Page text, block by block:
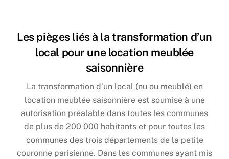
Les pièges liés à la transformation d’un
local pour une location meublée
saisonnière
La transformation d’un local (nu ou meublé) en
location meublée saisonnière est soumise à une
autorisation préalable dans toutes les communes
de plus de 200 000 habitants et pour toutes les
communes des trois départements de la petite
couronne parisienne. Dans les communes ayant mis